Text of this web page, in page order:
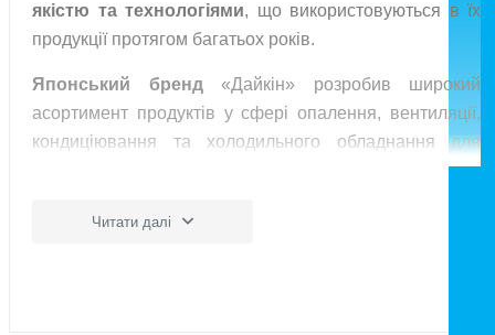
якістю та технологіями, що використовуються в їх
продукції протягом багатьох років.
Японський бренд«Дайкін» розробив широкий
асортимент продуктів у сфері опалення, вентиляції,
кондиціювання та холодильного обладнання для
житлового, комерційного та промислового секторів.
Кондиціонер Daikin розроблено спеціально для
Читати далі